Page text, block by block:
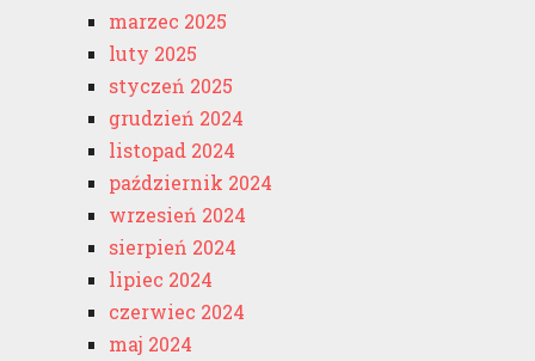
marzec 2025
luty 2025
styczeń 2025
grudzień 2024
listopad 2024
październik 2024
wrzesień 2024
sierpień 2024
lipiec 2024
czerwiec 2024
maj 2024